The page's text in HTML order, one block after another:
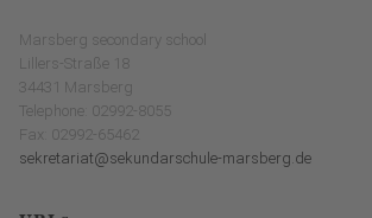
Marsberg secondary school
Lillers-Straße 18
34431 Marsberg
Telephone: 02992-8055
Fax: 02992-65462
sekretariat@sekundarschule-marsberg.de